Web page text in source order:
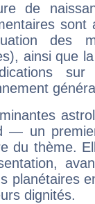
de
sont
des
ainsi que
sur
— un
du thème.
planétaires
dignités.